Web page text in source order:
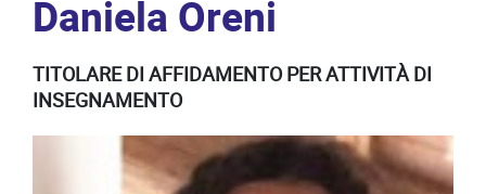
Daniela Oreni
TITOLARE DI AFFIDAMENTO PER ATTIVITÀ DI
INSEGNAMENTO